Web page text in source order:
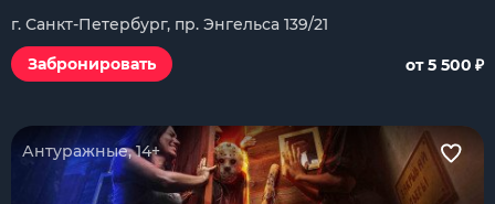
г. Санкт-Петербург, пр. Энгельса 139/21
Забронировать
от 5 500 ₽
Антуражные, 14+